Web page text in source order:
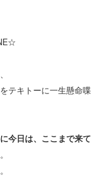
テキトーに一生懸命喋
今日は、ここまで来て